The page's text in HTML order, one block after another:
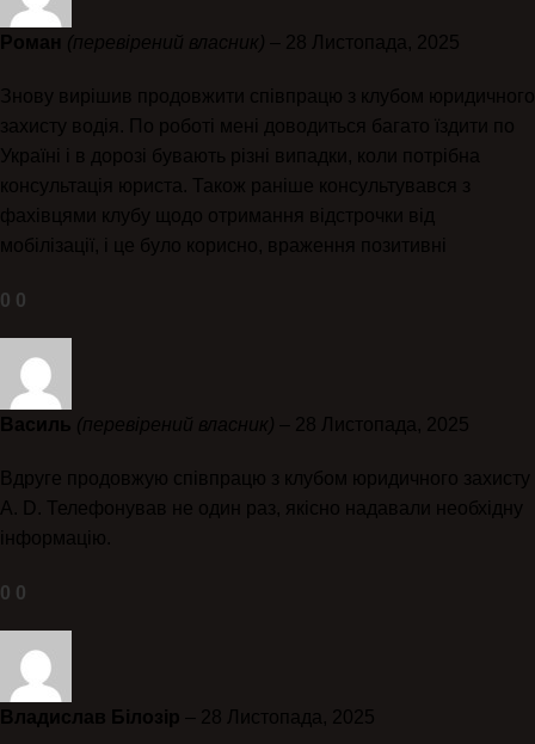
Роман (перевірений власник) – 28 Листопада, 2025
Знову вирішив продовжити співпрацю з клубом юридичного
захисту водія. По роботі мені доводиться багато їздити по
Україні і в дорозі бувають різні випадки, коли потрібна
консультація юриста. Також раніше консультувався з
фахівцями клубу щодо отримання відстрочки від
мобілізації, і це було корисно, враження позитивні
0 0
Василь (перевірений власник) – 28 Листопада, 2025
Вдруге продовжую співпрацю з клубом юридичного захисту
A. D. Телефонував не один раз, якісно надавали необхідну
інформацію.
0 0
Владислав Білозір – 28 Листопада, 2025